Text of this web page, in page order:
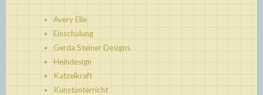
Avery Elle
Einschulung
Gerda Steiner Designs
Heindesign
Katzelkraft
Kunstunterricht